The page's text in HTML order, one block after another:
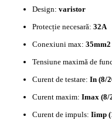
Design: varistor
Protecție necesară: 32A
Conexiuni max: 35mm2
Tensiune maximă de
Curent de testare: In (8/
Curent maxim: Imax (8/
Curent de impuls: Iimp